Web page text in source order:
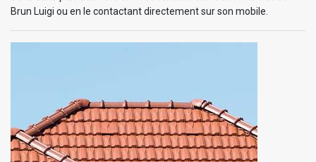
Brun Luigi ou en le contactant directement sur son mobile.